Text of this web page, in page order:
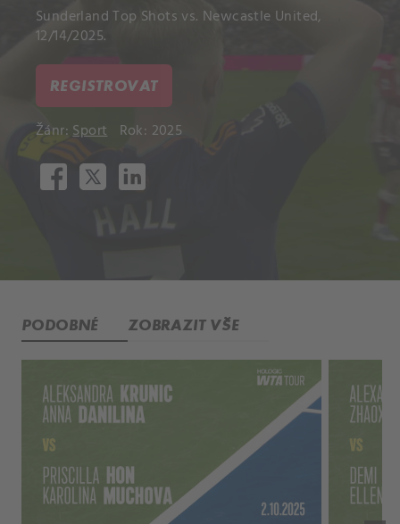
Sunderland Top Shots vs. Newcastle United,
12/14/2025.
REGISTROVAT
Žánr:Sport Rok: 2025
PODOBNÉ ZOBRAZIT VŠE